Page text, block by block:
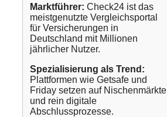
Marktführer: Check24 ist das
meistgenutzte Vergleichsportal
für Versicherungen in
Deutschland mit Millionen
jährlicher Nutzer.
Spezialisierung als Trend:
Plattformen wie Getsafe und
Friday setzen auf Nischenmärkte
und rein digitale
Abschlussprozesse.